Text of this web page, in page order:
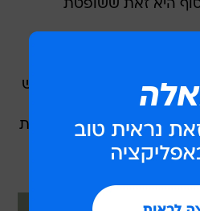
היא זאת ששופטת
תורחק למשך חודש
בוועדות הכנסת. העונש
תורשה להגיע למליאה
המתקיימות בה ובוועדות
שלי ריק"